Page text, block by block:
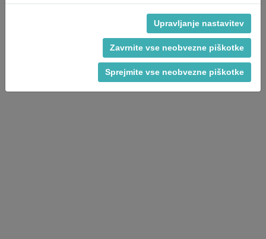
Upravljanje nastavitev
Zavrnite vse neobvezne piškotke
Sprejmite vse neobvezne piškotke
Pogoji in določila